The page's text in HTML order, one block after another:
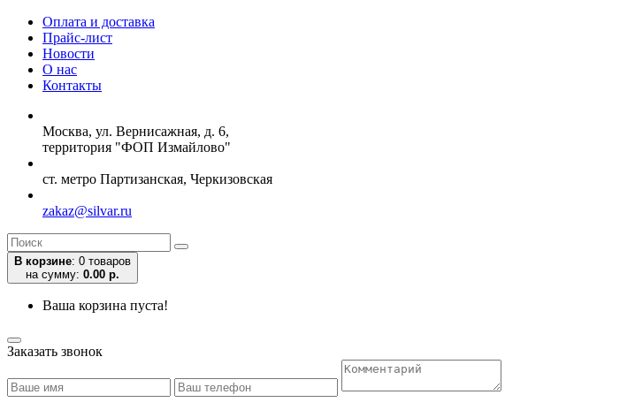
Оплата и доставка
Прайс-лист
Новости
О нас
Контакты
Москва, ул. Вернисажная, д. 6,
территория "ФОП Измайлово"
ст. метро Партизанская, Черкизовская
zakaz@silvar.ru
В корзине: 0 товаров
на сумму: 0.00 р.
Ваша корзина пуста!
Заказать звонок